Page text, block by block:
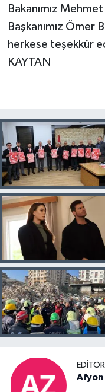
Bakanımız
Başkanımız Ömer
herkese teşekkür
KAYTAN
Afyon